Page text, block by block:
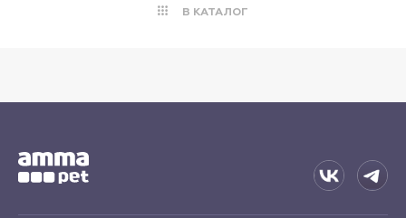
В КАТАЛОГ